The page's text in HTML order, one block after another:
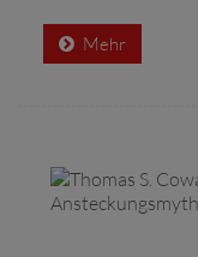
Mehr